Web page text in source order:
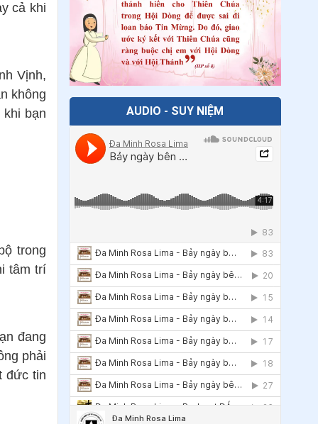
cả khi
Vịnh,
không
bạn
trong
tâm trí
đang
phải
đức tin
25.
Thanh thiếu niên và mạng xã hội:
Liệu xu hướng có đang thay đổi?
26 Tâm ngay, nói thật
27.Thoát khỏi bẫy than phiền để cất
lời ngợi khen
28. THA THỨ - giai điệu của BÌNH AN
30.15 lý do để bạn PHẢI phục vụ
31.5 câu Kinh Thánh cần thiết khi bạn
chán ghét chính mình
32 .Được gì khi sống là chính mình?
33 .Rèn luyện sự tự tin và nhạy cảm
nội tâm: Bước đầu để đi vào phân
định
34 .Sự đói khát tâm linh trong thời đại
AI
AUDIO - SUY NIỆM